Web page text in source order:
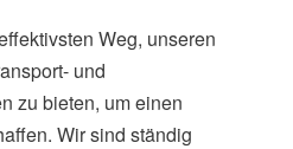
Weg, unseren
und
zu bieten, um einen
Wir sind ständig